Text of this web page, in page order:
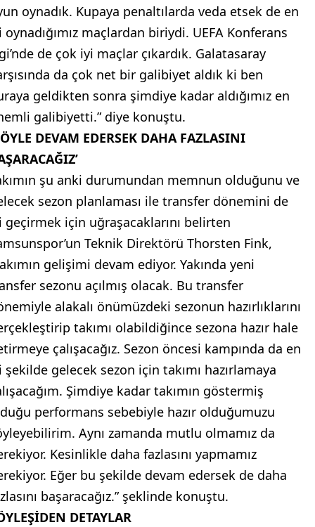
oynadık. Kupaya penaltılarda veda etsek de en
oynadığımız maçlardan biriydi. UEFA Konferans
de çok iyi maçlar çıkardık. Galatasaray
da çok net bir galibiyet aldık ki ben
geldikten sonra şimdiye kadar aldığımız en
galibiyetti.” diye konuştu.
DEVAM EDERSEK DAHA FAZLASINI
şu anki durumundan memnun olduğunu ve
sezon planlaması ile transfer dönemini de
geçirmek için uğraşacaklarını belirten
Teknik Direktörü Thorsten Fink,
gelişimi devam ediyor. Yakında yeni
sezonu açılmış olacak. Bu transfer
alakalı önümüzdeki sezonun hazırlıklarını
takımı olabildiğince sezona hazır hale
çalışacağız. Sezon öncesi kampında da en
şekilde gelecek sezon için takımı hazırlamaya
Şimdiye kadar takımın göstermiş
performans sebebiyle hazır olduğumuzu
Aynı zamanda mutlu olmamız da
Kesinlikle daha fazlasını yapmamız
Eğer bu şekilde devam edersek de daha
başaracağız.” şeklinde konuştu.
DETAYLAR